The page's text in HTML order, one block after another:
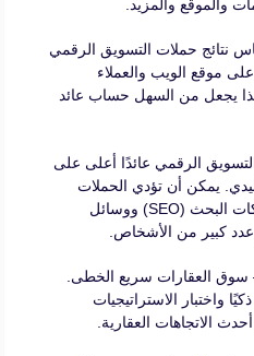
والموقع والمزيد.
نتائج حملات التسويق الرقمي
موقع الويب والعملاء
يجعل من السهل حساب عائد
الرقمي عائدًا أعلى على
يمكن أن تؤدي الحملات
الأقل تكلفة، مثل تحسين محركات البحث (SEO) ووسائل
كبير من الأشخاص.
سوق العقارات سريع الخطى.
واختبار الاستراتيجيات
الاتجاهات العقارية.